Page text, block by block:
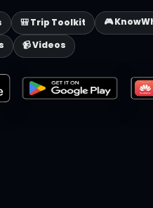
🎒 Trip Toolkit
🎮
📹 Videos